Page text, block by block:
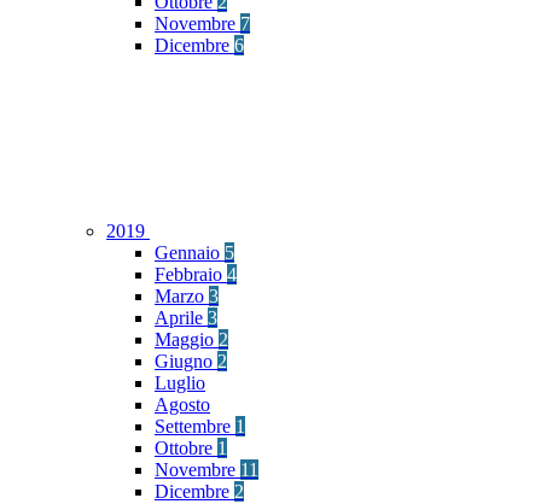
Novembre 7
Dicembre 6
2019
Gennaio 5
Febbraio 4
Marzo 3
Aprile 3
Maggio 2
Giugno 2
Luglio
Agosto
Settembre 1
Ottobre 1
Novembre 11
Dicembre 2